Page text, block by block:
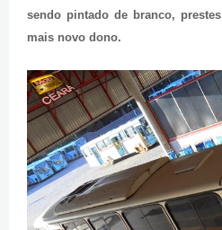
sendo pintado de branco,
mais novo dono.